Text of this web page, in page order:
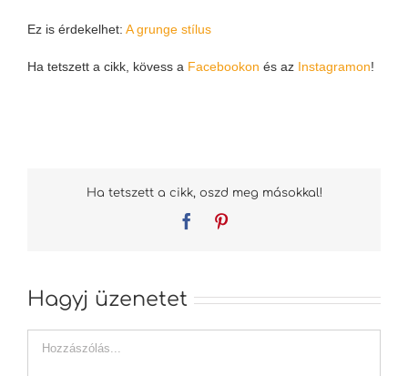
Ez is érdekelhet: A grunge stílus
Ha tetszett a cikk, kövess a Facebookon és az Instagramon!
Ha tetszett a cikk, oszd meg másokkal!
Facebook
Hagyj üzenetet